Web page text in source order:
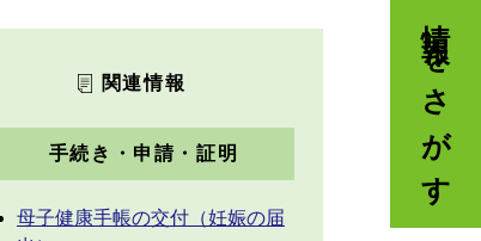
情報をさがす
関連情報
手続き・申請・証明
母子健康手帳の交付（妊娠の届